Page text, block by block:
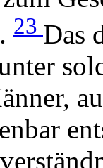
23 Das